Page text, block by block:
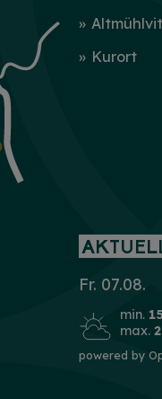
Kurort
Fr. 07.08.
min.
max.
powered by